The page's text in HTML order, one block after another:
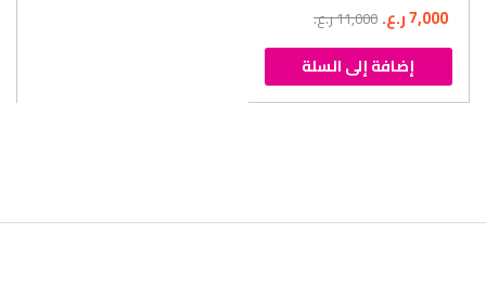
11,000ر.ع. 7,000ر.ع.
إضافة إلى السلة